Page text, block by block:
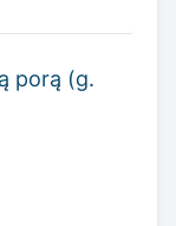
porą (g.